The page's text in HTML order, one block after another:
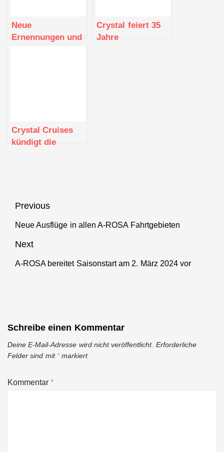
Neue
Ernennungen und
Crystal feiert 35
Jahre
Crystal Cruises
kündigt die
Kreuzfahrtschiffe
Beitragsnavigation
Previous
Previous
Neue Ausflüge in allen A-ROSA Fahrtgebieten
Next
Next
A-ROSA bereitet Saisonstart am 2. März 2024 vor
Schreibe einen Kommentar
Deine E-Mail-Adresse wird nicht veröffentlicht. Erforderliche
Felder sind mit *markiert
Kommentar*